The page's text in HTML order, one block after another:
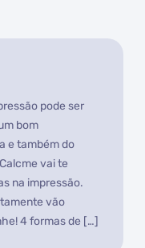
pode ser
bom
e também do
vai te
na impressão.
vão
4 formas de […]